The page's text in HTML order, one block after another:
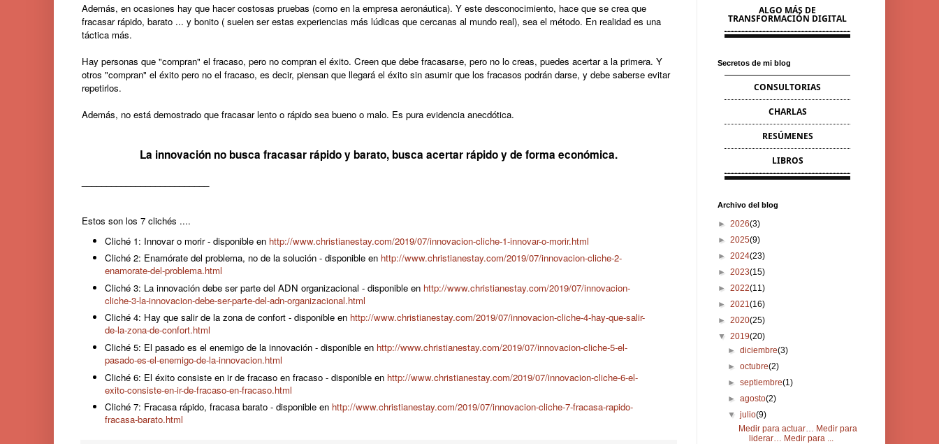
Además, en ocasiones hay que hacer costosas pruebas (como en la empresa aeronáutica). Y este desconocimiento, hace que se crea que
fracasar rápido, barato ... y bonito ( suelen ser estas experiencias más lúdicas que cercanas al mundo real), sea el método. En realidad es una
táctica más.
Hay personas que "compran" el fracaso, pero no compran el éxito. Creen que debe fracasarse, pero no lo creas, puedes acertar a la primera. Y
otros "compran" el éxito pero no el fracaso, es decir, piensan que llegará el éxito sin asumir que los fracasos podrán darse, y debe saberse evitar
repetirlos.
Además, no está demostrado que fracasar lento o rápido sea bueno o malo. Es pura evidencia anecdótica.
La innovación no busca fracasar rápido y barato, busca acertar rápido y de forma económica.
Estos son los 7 clichés ....
Cliché 1: Innovar o morir - disponible en http://www.christianestay.com/2019/07/innovacion-cliche-1-innovar-o-morir.html
Cliché 2: Enamórate del problema, no de la solución - disponible en http://www.christianestay.com/2019/07/innovacion-cliche-2-
enamorate-del-problema.html
Cliché 3: La innovación debe ser parte del ADN organizacional - disponible en http://www.christianestay.com/2019/07/innovacion-
cliche-3-la-innovacion-debe-ser-parte-del-adn-organizacional.html
Cliché 4: Hay que salir de la zona de confort - disponible en http://www.christianestay.com/2019/07/innovacion-cliche-4-hay-que-salir-
de-la-zona-de-confort.html
Cliché 5: El pasado es el enemigo de la innovación - disponible en http://www.christianestay.com/2019/07/innovacion-cliche-5-el-
pasado-es-el-enemigo-de-la-innovacion.html
Cliché 6: El éxito consiste en ir de fracaso en fracaso - disponible en http://www.christianestay.com/2019/07/innovacion-cliche-6-el-
exito-consiste-en-ir-de-fracaso-en-fracaso.html
Cliché 7: Fracasa rápido, fracasa barato - disponible en http://www.christianestay.com/2019/07/innovacion-cliche-7-fracasa-rapido-
fracasa-barato.html
ALGO MÁS DE
TRANSFORMACIÓN DIGITAL
Secretos de mi blog
CONSULTORIAS
CHARLAS
RESÚMENES
LIBROS
Archivo del blog
► 2026(3)
► 2025(9)
► 2024(23)
► 2023(15)
► 2022(11)
► 2021(16)
► 2020(25)
▼ 2019(20)
►diciembre(3)
►octubre(2)
►septiembre(1)
►agosto(2)
▼julio(9)
Medir para actuar… Medir para
liderar… Medir para ...